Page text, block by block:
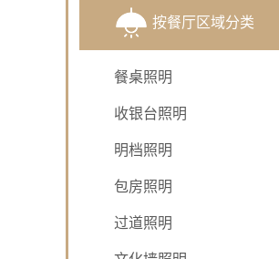
按餐厅区域分类
餐桌照明
收银台照明
明档照明
包房照明
过道照明
餐饮05轨道灯
型号：1547017609
类别：轨道式射灯